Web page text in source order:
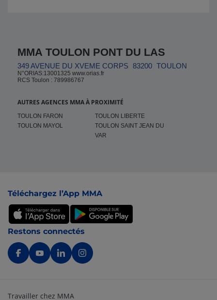
MMA TOULON PONT DU LAS
349 AVENUE DU XVEME CORPS 83200 TOULON
N°ORIAS:13001325 www.orias.fr
RCS Toulon : 789986767
AUTRES AGENCES MMA À PROXIMITÉ
TOULON FARON
TOULON LIBERTE
TOULON MAYOL
TOULON SAINT JEAN DU
VAR
Téléchargez l’App MMA
Restons connectés
Travailler chez MMA